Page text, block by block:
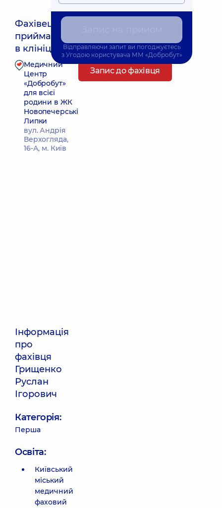
Фахівець
приймає
в клініці
Найближчий час прийому: 17.08.2026 11:45
Медичний
Центр
«Добробут»
для всієї
родини в ЖК
Новопечерські
Липки
вул. Андрія
Верхогляда,
16-А, м. Київ
Запис до фахівця
Інформація
про
фахівця
Грищенко
Руслан
Ігорович
Категорія:
Перша
Освіта:
Київський
міський
медичний
фаховий
Відправляючи запит ви погоджуєтесь
з Угодою користувача ММ «Добробут»